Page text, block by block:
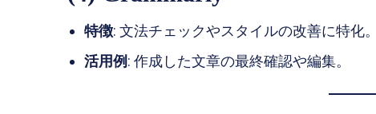
特徴: 文法チェックやスタイルの改善に特化。
活用例: 作成した文章の最終確認や編集。